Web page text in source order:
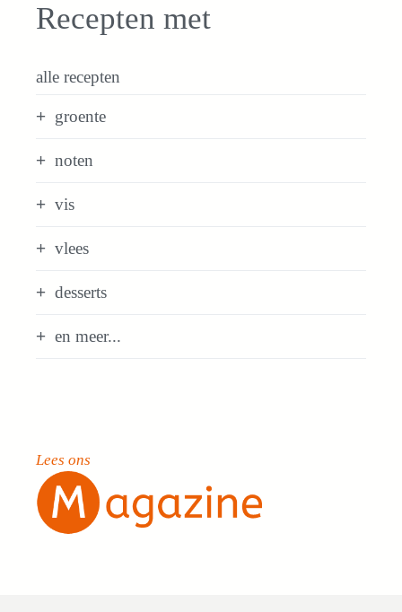
Recepten met
alle recepten
groente
noten
vis
vlees
desserts
en meer...
Lees ons